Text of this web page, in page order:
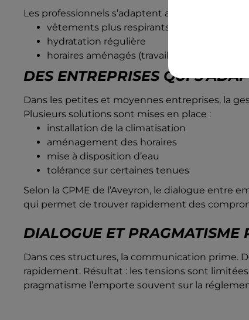
Les professionnels s’adaptent autrement :
vêtements plus respirants
hydratation régulière
horaires aménagés (travail plus tôt le matin)
DES ENTREPRISES QUI
Dans les petites et moyennes entreprises, la
Plusieurs solutions sont mises en place :
installation de la climatisation
aménagement des horaires
mise à disposition d’eau
tolérance sur certaines tenues
Selon la CPME de l’Aveyron, le dialogue entre
qui permet de trouver rapidement des
DIALOGUE ET PRAGMATISME
Dans ces structures, la communication prime.
rapidement. Résultat : les tensions sont
pragmatisme l’emporte souvent sur la